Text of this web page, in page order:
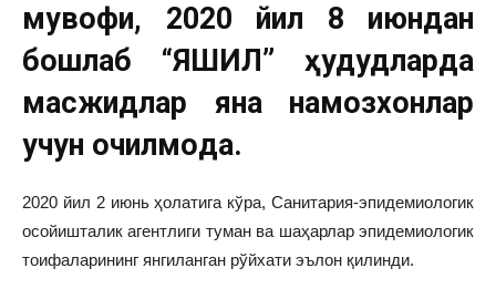
мувофиқ, 2020 йил 8 июндан
бошлаб “ЯШИЛ” ҳудудларда
масжидлар яна намозхонлар
учун очилмоқда.
2020 йил 2 июнь ҳолатига кўра, Санитария-эпидемиологик
осойишталик агентлиги туман ва шаҳарлар эпидемиологик
тоифаларининг янгиланган рўйхати эълон қилинди.